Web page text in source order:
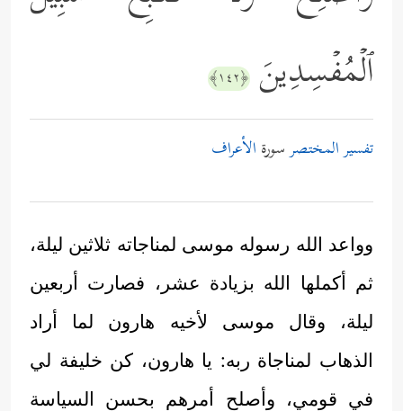
ٱلۡمُفۡسِدِینَ ﴿١٤٢﴾
تفسير المختصرسورة الأعراف
وواعد الله رسوله موسى لمناجاته ثلاثين ليلة،
ثم أكملها الله بزيادة عشر، فصارت أربعين
ليلة، وقال موسى لأخيه هارون لما أراد
الذهاب لمناجاة ربه: يا هارون، كن خليفة لي
في قومي، وأصلح أمرهم بحسن السياسة